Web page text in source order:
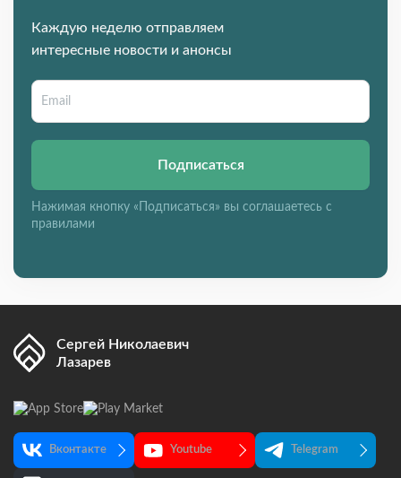
Каждую неделю отправляем
интересные новости и анонсы
Подписаться
Нажимая кнопку «Подписаться» вы соглашаетесь с
правилами
Сергей Николаевич
Лазарев
Вконтакте Youtube Telegram